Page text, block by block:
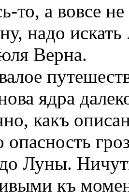
то, а вовсе
надо
Верна.
ядра
какъ
опасность
Луны.
къ